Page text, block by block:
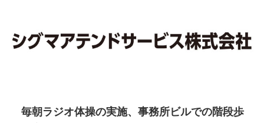
毎朝ラジオ体操の実施、事務所ビルでの階段歩